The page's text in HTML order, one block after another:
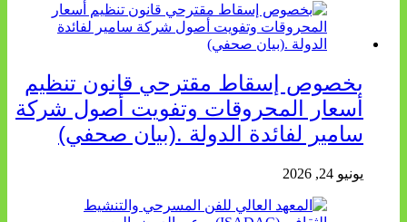
بخصوص إسقاط مقترحي قانون تنظيم
أسعار المحروقات وتفويت أصول شركة
سامير لفائدة الدولة .(بيان صحفي)
يونيو 24, 2026